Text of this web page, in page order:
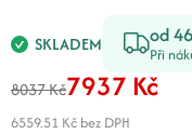
SKLADEM od
Při
8037 Kč7937 Kč
6559.51 Kč bez DPH